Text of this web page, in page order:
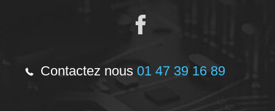
Contactez nous 01 47 39 16 89